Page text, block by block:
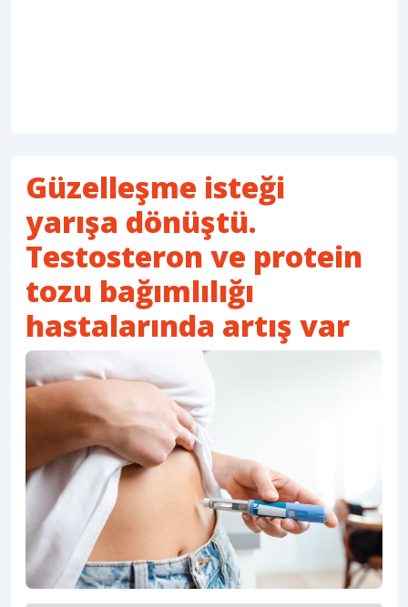
Güzelleşme isteği
yarışa dönüştü.
Testosteron ve protein
tozu bağımlılığı
hastalarında artış var